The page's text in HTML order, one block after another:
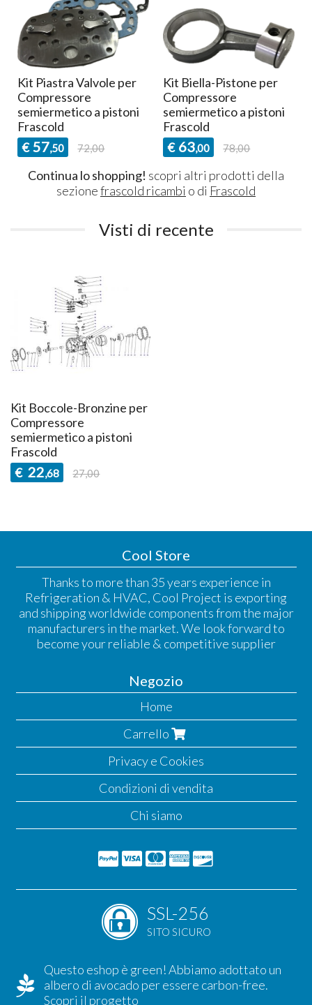
Kit Piastra Valvole per
Compressore
semiermetico a pistoni
Frascold
€ 57,50 72,00
Kit Biella-Pistone per
Compressore
semiermetico a pistoni
Frascold
€ 63,00 78,00
Continua lo shopping! scopri altri prodotti della
sezionefrascold ricambi o di Frascold
Visti di recente
Kit Boccole-Bronzine per
Compressore
semiermetico a pistoni
Frascold
€ 22,68 27,00
Cool Store
Thanks to more than 35 years experience in
Refrigeration & HVAC, Cool Project is exporting
and shipping worldwide components from the major
manufacturers in the market. We look forward to
become your reliable & competitive supplier
Negozio
Home
Carrello
Privacy e Cookies
Condizioni di vendita
Chi siamo
SSL-256
SITO SICURO
Questo eshop è green! Abbiamo adottato un
albero di avocado per essere carbon-free.
Scopri il progetto